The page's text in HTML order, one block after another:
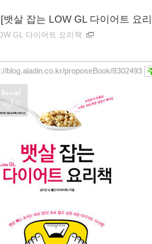
[뱃살 잡는 LOW GL 다이어트 요
GL 다이어트 요리책
blog.aladin.co.kr/proposeBook/8302493